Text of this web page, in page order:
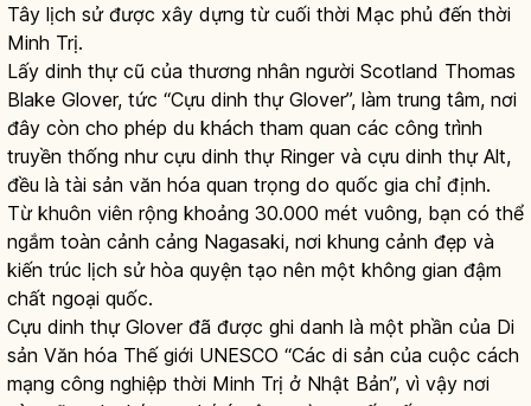
Tây lịch sử được xây dựng từ cuối thời Mạc phủ đến thời
Minh Trị.
Lấy dinh thự cũ của thương nhân người Scotland Thomas
Blake Glover, tức “Cựu dinh thự Glover”, làm trung tâm, nơi
đây còn cho phép du khách tham quan các công trình
truyền thống như cựu dinh thự Ringer và cựu dinh thự Alt,
đều là tài sản văn hóa quan trọng do quốc gia chỉ định.
Từ khuôn viên rộng khoảng 30.000 mét vuông, bạn có thể
ngắm toàn cảnh cảng Nagasaki, nơi khung cảnh đẹp và
kiến trúc lịch sử hòa quyện tạo nên một không gian đậm
chất ngoại quốc.
Cựu dinh thự Glover đã được ghi danh là một phần của Di
sản Văn hóa Thế giới UNESCO “Các di sản của cuộc cách
mạng công nghiệp thời Minh Trị ở Nhật Bản”, vì vậy nơi